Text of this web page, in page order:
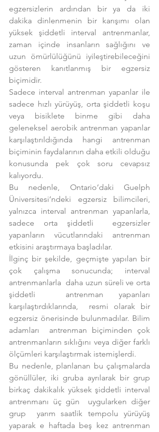
egzersizlerin ardından bir ya da iki
dakika dinlenmenin bir karışımı olan
yüksek şiddetli interval antrenmanlar,
zaman içinde insanların sağlığını ve
uzun ömürlülüğünü iyileştirebileceğini
gösteren kanıtlanmış bir egzersiz
biçimidir.
Sadece interval antrenman yapanlar ile
sadece hızlı yürüyüş, orta şiddetli koşu
veya bisiklete binme gibi daha
geleneksel aerobik antrenman yapanlar
karşılaştırıldığında hangi antrenman
biçiminin faydalarının daha etkili olduğu
konusunda pek çok soru cevapsız
kalıyordu.
Bu nedenle, Ontario’daki Guelph
Üniversitesi’ndeki egzersiz bilimcileri,
yalnızca interval antrenman yapanlarla,
sadece orta şiddetli  egzersizler
yapanların vücutlarındaki antrenman
etkisini araştırmaya başladılar.
İlginç bir şekilde, geçmişte yapılan bir
çok çalışma sonucunda; interval
antrenmanlarla  daha uzun süreli ve orta
şiddetli  antrenman yapanları
karşılaştırdıklarında,  resmi olarak bir
egzersiz önerisinde bulunmadılar. Bilim
adamları  antrenman biçiminden çok
antrenmanların sıklığını veya diğer farklı
ölçümleri karşılaştırmak istemişlerdi.
Bu nedenle, planlanan bu çalışmalarda
gönüllüler, iki gruba ayrılarak bir grup
birkaç dakikalık yüksek şiddetli interval
antrenmanı üç gün  uygularken diğer
grup  yarım saatlik tempolu yürüyüş
yaparak e haftada beş kez antrenman